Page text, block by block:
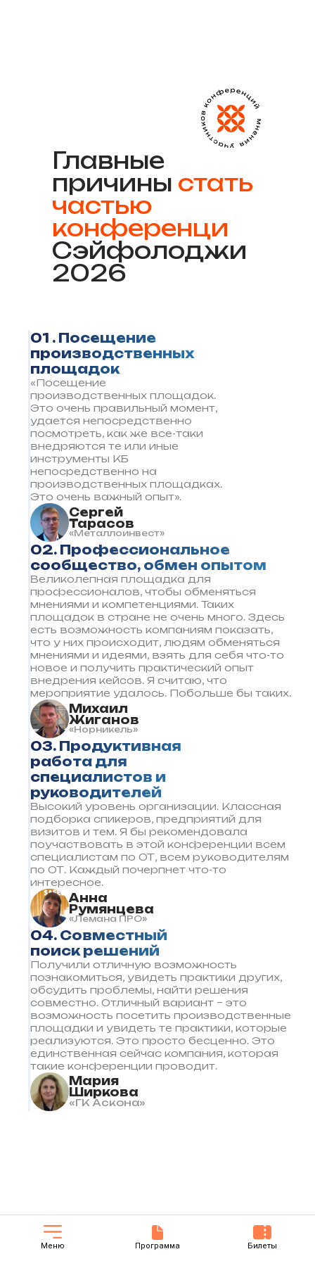
Меню Программа Билеты
Главные
причины стать
частью
конференци
Сэйфолоджи
2026
01 . Посещение
производственных
площадок
«Посещение
производственных площадок.
Это очень правильный момент,
удается непосредственно
посмотреть, как же все-таки
внедряются те или иные
инструменты КБ
непосредственно на
производственных площадках.
Это очень важный опыт».
Сергей
Тарасов
«Металлоинвест»
02. Профессиональное
сообщество, обмен опытом
Великолепная площадка для
профессионалов, чтобы обменяться
мнениями и компетенциями. Таких
площадок в стране не очень много. Здесь
есть возможность компаниям показать,
что у них происходит, людям обменяться
мнениями и идеями, взять для себя что-то
новое и получить практический опыт
внедрения кейсов. Я считаю, что
мероприятие удалось. Побольше бы таких.
Михаил
Жиганов
«Норникель»
03. Продуктивная
работа для
специалистов и
руководителей
Высокий уровень организации. Классная
подборка спикеров, предприятий для
визитов и тем. Я бы рекомендовала
поучаствовать в этой конференции всем
специалистам по ОТ, всем руководителям
по ОТ. Каждый почерпнет что-то
интересное.
Анна
Румянцева
«Лемана ПРО»
04. Совместный
поиск решений
Получили отличную возможность
познакомиться, увидеть практики других,
обсудить проблемы, найти решения
совместно. Отличный вариант – это
возможность посетить производственные
площадки и увидеть те практики, которые
реализуются. Это просто бесценно. Это
единственная сейчас компания, которая
такие конференции проводит.
Мария
Ширкова
«ГК Аскона»